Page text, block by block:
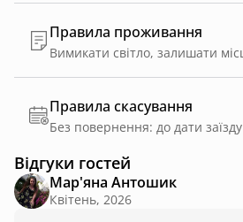
Правила проживання
Правила скасування
Без повернення: до дати заїзду
Відгуки гостей
Мар'яна Антошик
Квітень, 2026